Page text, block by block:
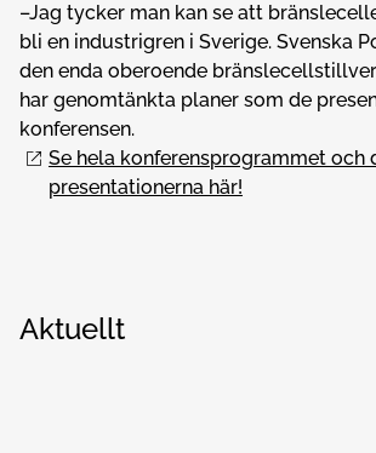
–Jag tycker man kan se att
bli en industrigren i Sverige. Svenska
den enda oberoende
har genomtänkta planer som de
konferensen.
Se hela konferensprogrammet och
presentationerna här!
Aktuellt